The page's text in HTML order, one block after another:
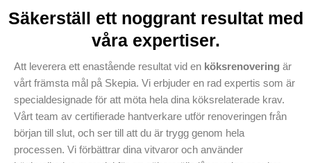
stommar eller en total
köksomvandling, har vi
erfarenheten och
färdigheterna för att leverera
det bästa. Skepia
tillhandahåller en unik
upplevelse som garanterar
att varje projekt, från start till
mål, utförs med perfektion
och dedikation. Lita på vårt
Säkerställ ett noggrant resultat med
våra expertiser.
Att leverera ett enastående resultat vid en köksrenovering är
vårt främsta mål på Skepia. Vi erbjuder en rad expertis som är
specialdesignade för att möta hela dina köksrelaterade krav.
Vårt team av certifierade hantverkare utför renoveringen från
början till slut, och ser till att du är trygg genom hela
processen. Vi förbättrar dina vitvaror och använder